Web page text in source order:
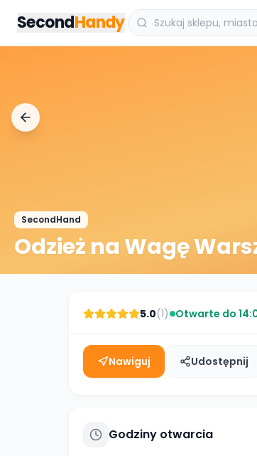
SecondHandy
SecondHand
Odzież na Wagę
5.0(1) Otwarte do
Nawiguj Udostępnij
Godziny otwarcia